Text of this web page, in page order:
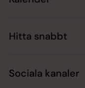
Hitta snabbt
Sociala kanaler